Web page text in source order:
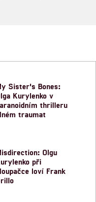
Sister's Bones:
Kurylenko v
thrilleru
traumat
Olgu
při
loví Frank